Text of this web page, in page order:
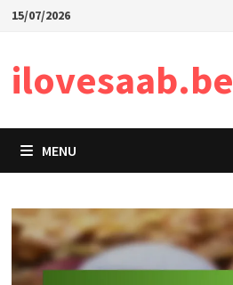
Skip15/07/2026
ilovesaab.be
MENU